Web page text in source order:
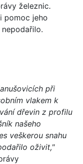
železnic.
pomoc jeho
při
vlakem k
dřevin z profilu
našeho
veškerou snahu
oživit,"